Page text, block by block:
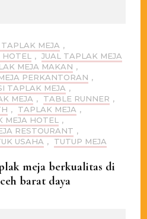
TAPLAK MEJA ,
, JUAL TAPLAK MEJA
MEJA MAKAN ,
PERKANTORAN ,
TAPLAK MEJA ,
MEJA , TABLE RUNNER ,
, TAPLAK MEJA ,
MEJA HOTEL
,
RESTOURANT ,
USAHA , TUTUP MEJA
meja berkualitas di
barat daya